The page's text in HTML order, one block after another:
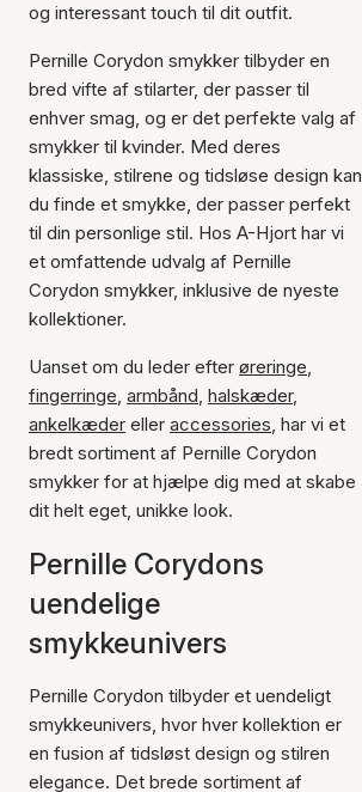
og interessant touch til dit outfit.
Pernille Corydon smykker tilbyder en
bred vifte af stilarter, der passer til
enhver smag, og er det perfekte valg af
smykker til kvinder. Med deres
klassiske, stilrene og tidsløse design kan
du finde et smykke, der passer perfekt
til din personlige stil. Hos A-Hjort har vi
et omfattende udvalg af Pernille
Corydon smykker, inklusive de nyeste
kollektioner.
Uanset om du leder efter øreringe,
fingerringe, armbånd, halskæder,
ankelkæder eller accessories, har vi et
bredt sortiment af Pernille Corydon
smykker for at hjælpe dig med at skabe
dit helt eget, unikke look.
Pernille Corydons
uendelige
smykkeunivers
Pernille Corydon tilbyder et uendeligt
smykkeunivers, hvor hver kollektion er
en fusion af tidsløst design og stilren
elegance. Det brede sortiment af